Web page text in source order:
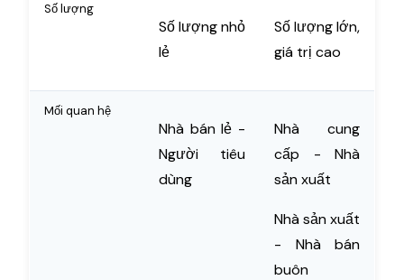
Số lượng
Số lượng nhỏ
lẻ
Số lượng lớn,
giá trị cao
Mối quan hệ
Nhà bán lẻ -
Người tiêu
dùng
Nhà cung
cấp - Nhà
sản xuất
Nhà sản xuất
- Nhà bán
buôn